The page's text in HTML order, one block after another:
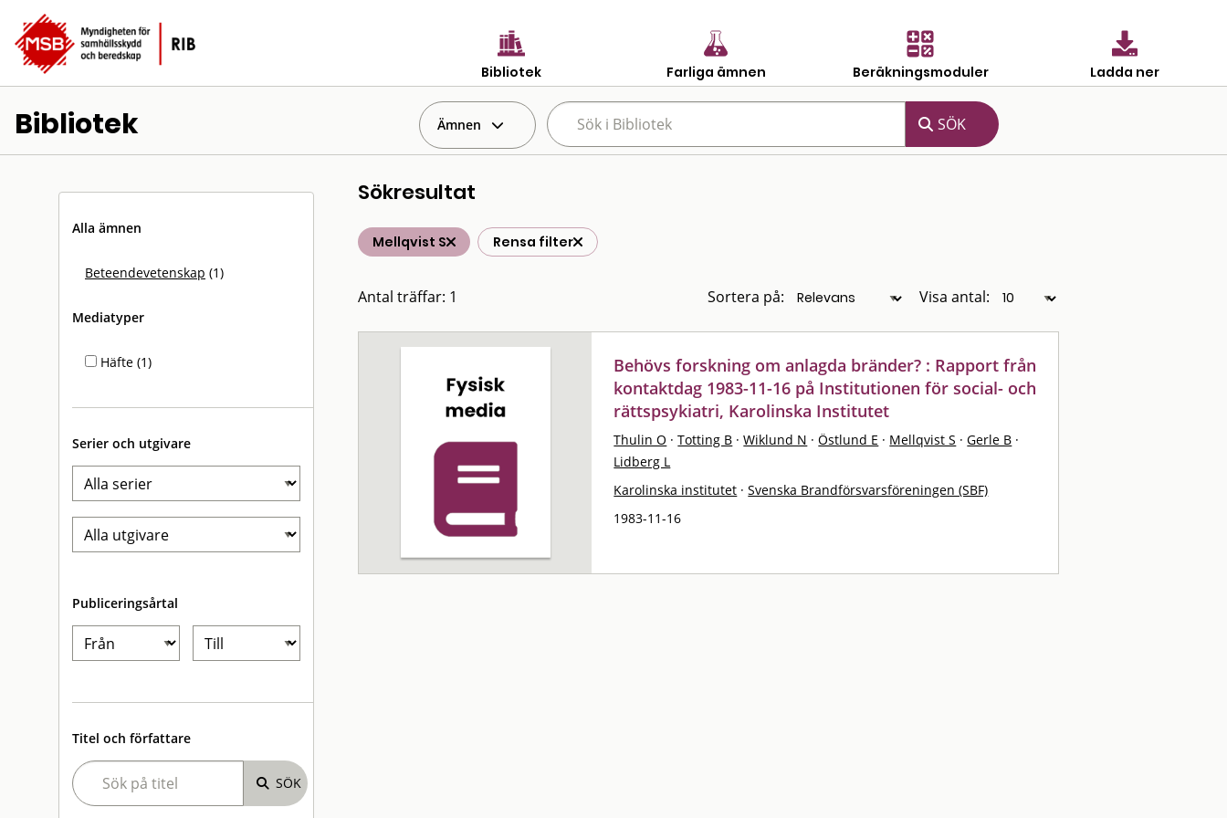
Bibliotek Farliga ämnen Beräkningsmoduler Ladda ner
Bibliotek Ämnen
Alla ämnen
Beteendevetenskap (1)
Mediatyper
Häfte (1)
Serier och utgivare
Publiceringsårtal
Titel och författare
Sökresultat
Mellqvist S Rensa filter
Antal träffar: 1 Sortera på: Visa antal:
Behövs forskning om anlagda bränder? : Rapport från
kontaktdag 1983-11-16 på Institutionen för social- och
rättspsykiatri, Karolinska Institutet
Thulin O · Totting B · Wiklund N · Östlund E · Mellqvist S · Gerle B ·
Lidberg L
Karolinska institutet · Svenska Brandförsvarsföreningen (SBF)
1983-11-16